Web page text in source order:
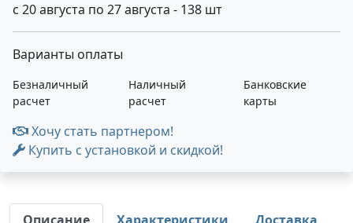
с 20 августа по 27 августа - 138 шт
Варианты оплаты
Безналичный
расчет
Наличный
расчет
Банковские
карты
Хочу стать партнером!
Купить с установкой и скидкой!